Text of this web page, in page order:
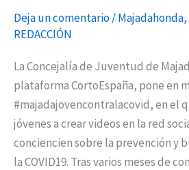
Deja un comentario/Majadahonda,
REDACCIÓN
La Concejalía de Juventud de
plataforma CortoEspaña, pone en
#majadajovencontralacovid, en el
jóvenes a crear videos en la red
conciencien sobre la prevención y
la COVID19. Tras varios meses de